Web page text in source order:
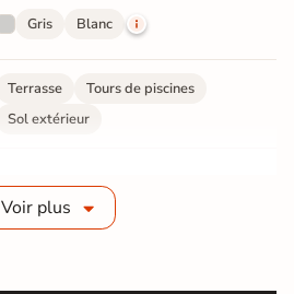
Gris Blanc
Terrasse
Tours de piscines
Sol extérieur
20 mm
Voir plus